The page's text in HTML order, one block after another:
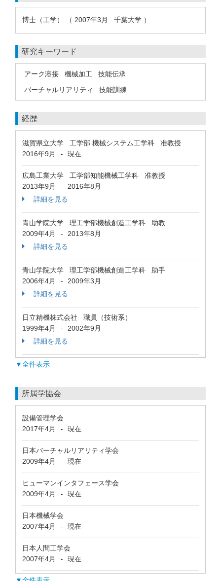
博士（工学） （ 2007年3月 千葉大学 ）
研究キーワード
アーク溶接 機械加工
技能伝承
バーチャルリアリティ
技能訓練
経歴
滋賀県立大学 工学部 機械システム工学科 准教授
2016年9月
- 現在
広島工業大学 工学部知能機械工学科 准教授
2013年9月
-
2016年8月
詳細を見る
青山学院大学 理工学部機械創造工学科 助教
2009年4月
-
2013年8月
詳細を見る
青山学院大学 理工学部機械創造工学科 助手
2006年4月
-
2009年3月
詳細を見る
日立精機株式会社 職員（技術系）
1999年4月
-
2002年9月
詳細を見る
▼全件表示
所属学協会
設備管理学会
2017年4月
- 現在
日本バーチャルリアリティ学会
2009年4月
- 現在
ヒューマンインタフェース学会
2009年4月
- 現在
日本機械学会
2007年4月
- 現在
日本人間工学会
2007年4月
- 現在